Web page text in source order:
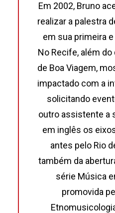
Em 2002, Bruno
realizar a palestra
em sua primeira
No Recife, além
de Boa Viagem,
impactado com a
solicitando
outro assistente a
em inglês os
antes pelo Rio
também da
série Música
promovida